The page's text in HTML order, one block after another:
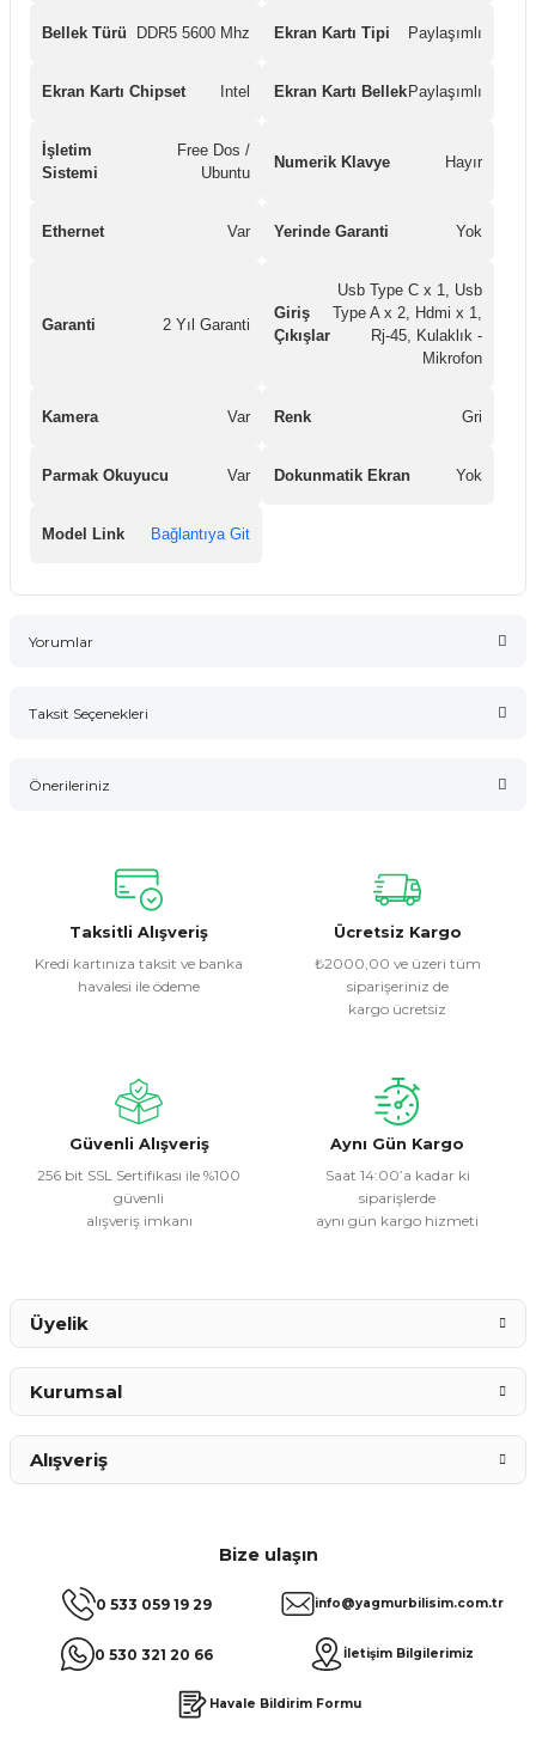
Bellek Türü DDR5 5600 Mhz Ekran Kartı Tipi Paylaşımlı
Ekran Kartı Chipset Intel Ekran Kartı Bellek Paylaşımlı
İşletim
Sistemi
Free Dos /
Ubuntu
Numerik Klavye Hayır
Ethernet Var Yerinde Garanti Yok
Garanti 2 Yıl Garanti
Giriş
Çıkışlar
Usb Type C x 1, Usb
Type A x 2, Hdmi x 1,
Rj-45, Kulaklık -
Mikrofon
Kamera Var Renk Gri
Parmak Okuyucu Var Dokunmatik Ekran Yok
Model Link Bağlantıya Git
Yorumlar
Taksit Seçenekleri
Önerileriniz
konularda yetersiz gördüğünüz noktaları öneri formunu
kullanarak tarafımıza iletebilirsiniz.
Görüş ve önerileriniz için teşekkür ederiz.
Ürün resmi kalitesiz, bozuk veya görüntülenemiyor.
Ürün fiyatı diğer sitelerden daha pahalı.
Bu ürüne benzer farklı alternatifler olmalı.
Taksitli Alışveriş
Kredi kartınıza taksit ve banka
havalesi ile ödeme
Ücretsiz Kargo
₺2000,00 ve üzeri tüm
siparişeriniz de
kargo ücretsiz
Güvenli Alışveriş
256 bit SSL Sertifikası ile %100
güvenli
alışveriş imkanı
Aynı Gün Kargo
Saat 14:00’a kadar ki
siparişlerde
aynı gün kargo hizmeti
Bize ulaşın
0 533 059 19 29
0 530 321 20 66
info@yagmurbilisim.com.tr
İletişim Bilgilerimiz
Havale Bildirim Formu
Üyelik
Kurumsal
Alışveriş